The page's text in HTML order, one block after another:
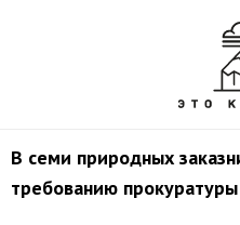
В семи природных
требованию